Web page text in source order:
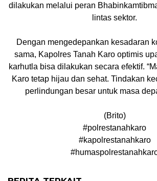
dilakukan melalui peran
lintas sektor.
Dengan mengedepankan kesadaran
sama, Kapolres Tanah Karo optimis
karhutla bisa dilakukan secara efektif.
Karo tetap hijau dan sehat. Tindakan
perlindungan besar untuk masa
(Brito)
#polrestanahkaro
#kapolrestanahkaro